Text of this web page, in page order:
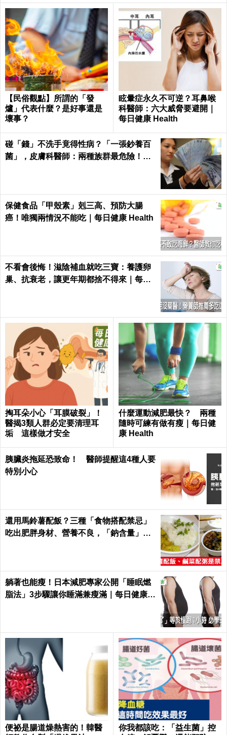
【民俗觀點】所謂的「發
爐」代表什麼？是好事還是
壞事？
眩暈症永久不可逆？耳鼻喉
科醫師：六大威脅要避開｜
每日健康 Health
碰「錢」不洗手竟得性病？「一張鈔養百
菌」，皮膚科醫師：兩種族群最危險！｜
保健食品「甲殼素」剋三高、預防大腸
癌！唯獨兩情況不能吃｜每日健康 Health
不看會後悔！滋陰補血就吃三寶：養護卵
巢、抗衰老，讓更年期都捨不得來｜每日
掏耳朵小心「耳膜破裂」！
醫揭3類人群必定要清理耳
垢 這樣做才安全
什麼運動減肥最快？ 兩種
隨時可練有做有瘦｜每日健
康 Health
胰臟炎拖延恐致命！ 醫師提醒這4種人要
特別小心
還用馬鈴薯配飯？三種「食物搭配禁忌」
吃出肥胖身材、營養不良，「鈉含量」爆
躺著也能瘦！日本減肥專家公開「睡眠燃
脂法」3步驟讓你睡滿兼瘦滿｜每日健康 H
便祕是腸道燥熱害的！韓醫
你我都該吃：「益生菌」控